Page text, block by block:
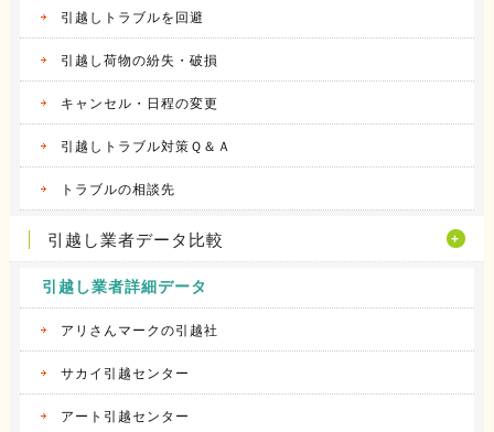
引越しトラブルを回避
引越し荷物の紛失・破損
キャンセル・日程の変更
引越しトラブル対策Ｑ＆Ａ
トラブルの相談先
引越し業者データ比較
引越し業者詳細データ
アリさんマークの引越社
サカイ引越センター
アート引越センター